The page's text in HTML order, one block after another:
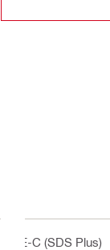
TE-C (SDS Plus)